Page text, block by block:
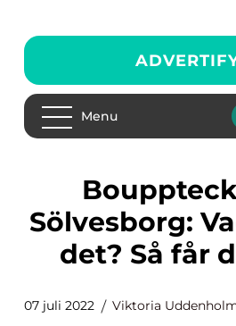
Menu
Bouppteckning i
Sölvesborg:
det? Så får
07 juli 2022 Viktoria